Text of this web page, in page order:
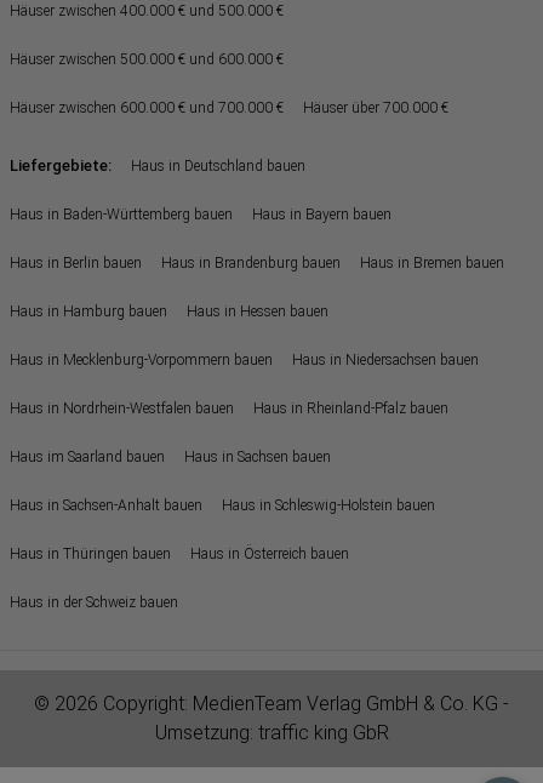
Häuser zwischen 400.000 € und 500.000 €
Häuser zwischen 500.000 € und 600.000 €
Häuser zwischen 600.000 € und 700.000 € Häuser über 700.000 €
Liefergebiete: Haus in Deutschland bauen
Haus in Baden-Württemberg bauen Haus in Bayern bauen
Haus in Berlin bauen Haus in Brandenburg bauen Haus in Bremen bauen
Haus in Hamburg bauen Haus in Hessen bauen
Haus in Mecklenburg-Vorpommern bauen Haus in Niedersachsen bauen
Haus in Nordrhein-Westfalen bauen Haus in Rheinland-Pfalz bauen
Haus im Saarland bauen Haus in Sachsen bauen
Haus in Sachsen-Anhalt bauen Haus in Schleswig-Holstein bauen
Haus in Thüringen bauen Haus in Österreich bauen
Haus in der Schweiz bauen
© 2026 Copyright: MedienTeam Verlag GmbH & Co. KG -
Umsetzung: traffic king GbR